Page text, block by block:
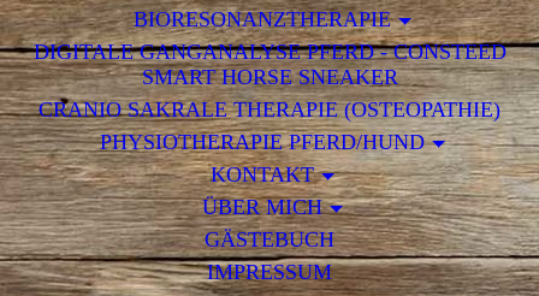
BIORESONANZTHERAPIE
DIGITALE GANGANALYSE PFERD - CONSTEED
SMART HORSE SNEAKER
CRANIO SAKRALE THERAPIE (OSTEOPATHIE)
PHYSIOTHERAPIE PFERD/HUND
KONTAKT
ÜBER MICH
GÄSTEBUCH
IMPRESSUM